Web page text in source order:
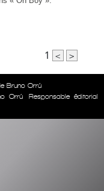
1 < >
Bruno Orrú
Orrú
Responsable éditorial